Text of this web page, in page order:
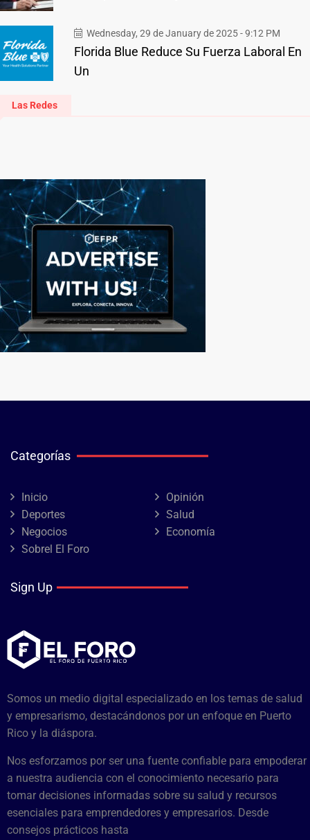
Wednesday, 29 de January de 2025 - 9:12 PM
Florida Blue Reduce Su Fuerza Laboral En
Un
Las Redes
Categorías
Inicio
Opinión
Deportes
Salud
Negocios
Economía
Sobrel El Foro
Sign Up
Somos un medio digital especializado en los temas de salud
y empresarismo, destacándonos por un enfoque en Puerto
Rico y la diáspora.
Nos esforzamos por ser una fuente confiable para empoderar
a nuestra audiencia con el conocimiento necesario para
tomar decisiones informadas sobre su salud y recursos
esenciales para emprendedores y empresarios. Desde
consejos prácticos hasta